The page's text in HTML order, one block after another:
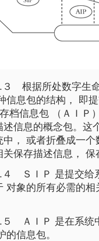
３ 根据所处数字生
信息包的结构， 即
档信息包 （ＡＩＰ
述信息的概念包。这
中， 或者折叠成一
关保存描述信息，
４ ＳＩＰ 是提交给
对象的所有必需的
５ ＡＩＰ 是在系统
的信息包。